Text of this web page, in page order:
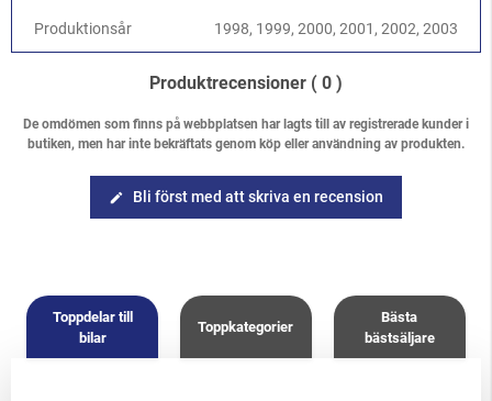
Forester-Forester S10 (SF) 1997-2002/2.0 Turbo
Produktionsår 1998, 1999, 2000, 2001, 2002, 2003
Produktrecensioner ( 0 )
De omdömen som finns på webbplatsen har lagts till av registrerade kunder i
butiken, men har inte bekräftats genom köp eller användning av produkten.
edit Bli först med att skriva en recension
Toppdelar till
bilar
Toppkategorier
Bästa
bästsäljare